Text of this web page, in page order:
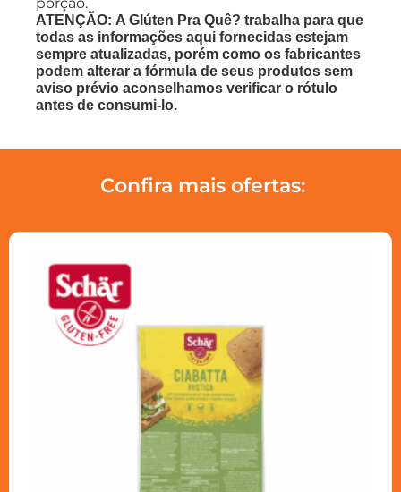
porção.
ATENÇÃO: A Glúten Pra Quê? trabalha para que
todas as informações aqui fornecidas estejam
sempre atualizadas, porém como os fabricantes
podem alterar a fórmula de seus produtos sem
aviso prévio aconselhamos verificar o rótulo
antes de consumi-lo.
Confira mais ofertas: